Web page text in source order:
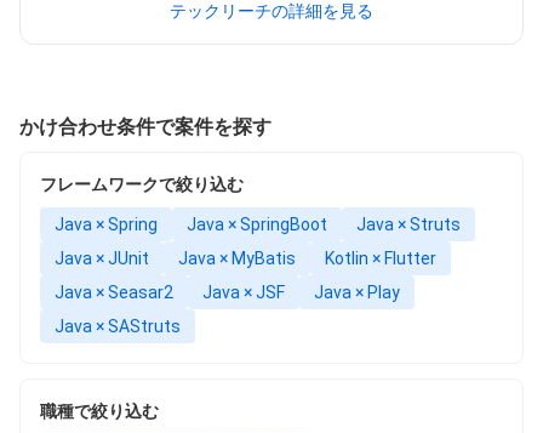
テックリーチの詳細を見る
かけ合わせ条件で案件を探す
フレームワークで絞り込む
Java × Spring Java × SpringBoot
Java × Struts
Java × JUnit
Java × MyBatis
Kotlin × Flutter
Java × Seasar2
Java × JSF
Java × Play
Java × SAStruts
職種で絞り込む